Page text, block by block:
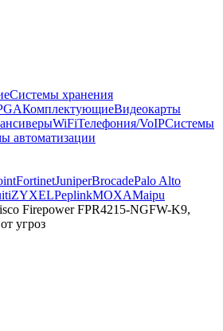
Системы хранения
КомплектующиеВидеокарты
WiFiТелефония/VoIPСистемы
автоматизации
FortinetJuniperBrocadePalo Alto
ZYXELPeplinkMOXAMaipu
Firepower FPR4215-NGFW-K9,
угроз